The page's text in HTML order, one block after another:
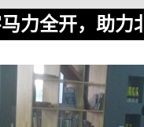
力全开，助力